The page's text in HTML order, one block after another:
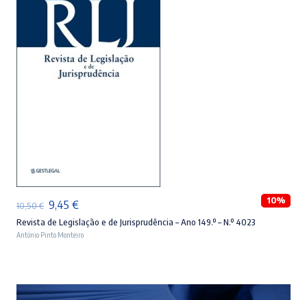
10,50€ O
preço
original
9,45 €O
preço
atual
10%
Revista de Legislação e de Jurisprudência – Ano 149.º – N.º 4023
António Pinto Monteiro